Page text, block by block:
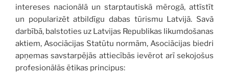
intereses nacionālā un starptautiskā mērogā, attīstīt
un popularizēt atbildīgu dabas tūrismu Latvijā. Savā
darbībā, balstoties uz Latvijas Republikas likumdošanas
aktiem, Asociācijas Statūtu normām, Asociācijas biedri
apņemas savstarpējās attiecībās ievērot arī sekojošus
profesionālās ētikas principus: